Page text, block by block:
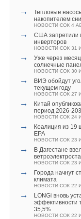
→
Тепловые
накопителем
НОВОСТИ СОК 4
→
США запретили
инверторов
НОВОСТИ СОК 31
→
Уже через
солнечные
НОВОСТИ СОК 30
→
ВИЭ обойдут
текущем году
НОВОСТИ СОК 27
→
Китай
период 2026-
НОВОСТИ СОК 24
→
Коалиция из 19
EPA
НОВОСТИ СОК 23
→
В Дагестане
НОВОСТИ СОК 23
→
Города начнут
климата
НОВОСТИ СОК 22
→
LONGi вновь
эффективности
35,5%
НОВОСТИ СОК 22
НОВОСТИ СОК 2
Комментарии
В этой теме еще нет
Добавить
Ваше имя *
Ваш E-mail *
Ваше имя *
Ваш E-mail *
Текст комментария
Росатом
НОВОСТИ СОК 14
В Германии
НОВОСТИ СОК 3
Эксперты WEF:
НОВОСТИ СОК 25
В РФ испытали
НОВОСТИ СОК 19
Европа сможет
НОВОСТИ СОК 17
Заключена
НОВОСТИ СОК 4
Полигон для
НОВОСТИ СОК 17
Зарядная
Краснодара
ЖУРНАЛ СОК
Китайские
→
США запретили
инверторов
НОВОСТИ СОК 31
→
Уже через месяц
солнечные
НОВОСТИ СОК 30
→
CDU
ИИ-дата-
НОВОСТИ СОК 28
→
ВИЭ обойдут
текущем году
НОВОСТИ СОК 27
→
Китай
период 2026-
НОВОСТИ СОК 24
→
В Дагестане
НОВОСТИ СОК 23
→
LONGi вновь
эффективности
35,5%
НОВОСТИ СОК 22
Германия
ветроэнергетики
НОВОСТИ СОК 22